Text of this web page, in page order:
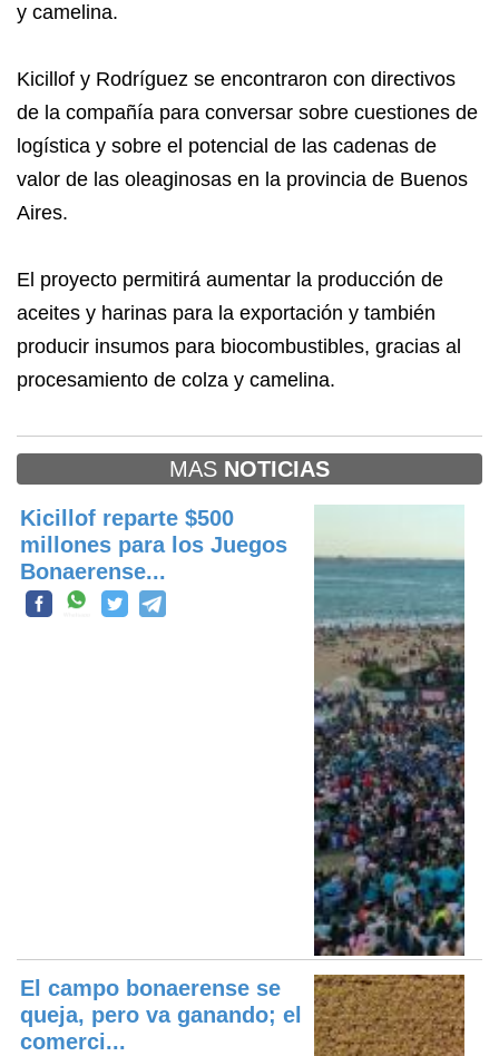
y camelina.
Kicillof y Rodríguez se encontraron con directivos
de la compañía para conversar sobre cuestiones de
logística y sobre el potencial de las cadenas de
valor de las oleaginosas en la provincia de Buenos
Aires.
El proyecto permitirá aumentar la producción de
aceites y harinas para la exportación y también
producir insumos para biocombustibles, gracias al
procesamiento de colza y camelina.
MAS NOTICIAS
Kicillof reparte $500
millones para los Juegos
Bonaerense...
El campo bonaerense se
queja, pero va ganando; el
comerci...